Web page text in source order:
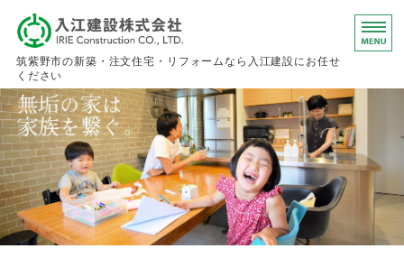
入江建設株
筑紫野市の新築・注文住宅・リフォームなら入江建設にお任せ
ください
ホーム
事業内容
会社概要
お問い合わせ